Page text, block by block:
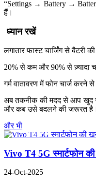
“Settings → Battery →
हैं।
ध्यान रखें
लगातार फास्ट चार्जिंग से बैटरी
20% से कम और 90% से ज़्यादा
गर्म वातावरण में फोन चार्ज करने
अब तकनीक की मदद से आप खुद
और कब उसे बदलने की जरूरत है।
और भी
Vivo T4 5G स्मार्टफोन की
24-Oct-2025